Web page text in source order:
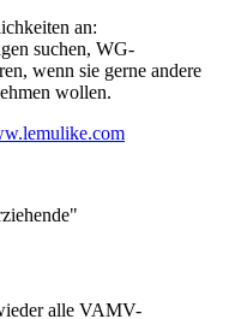
an:
suchen, WG-
wenn sie gerne andere
wollen.
alle VAMV-